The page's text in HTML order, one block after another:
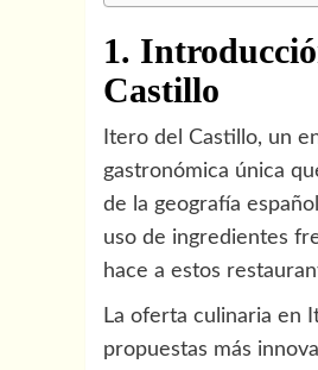
1.
Castillo
Itero del Castillo, un
gastronómica única
de la geografía
uso de ingredientes
hace a estos
La oferta culinaria en
propuestas más